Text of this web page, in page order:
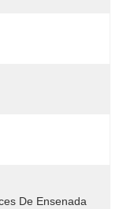
De Ensenada